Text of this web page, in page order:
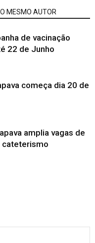
MESMO AUTOR
de vacinação
22 de Junho
começa dia 20 de
amplia vagas de
cateterismo